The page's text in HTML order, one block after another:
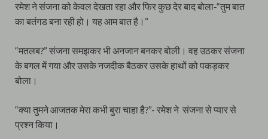
रमेश ने संजना को केवल देखता रहा और फिर कुछ देर बाद बोला-“तुम बात
का बतंगड बना रही हो। यह आम बात है।”
“मतलब?” संजना समझकर भी अनजान बनकर बोली। वह उठकर संजना
के बगल में गया और उसके नजदीक बैठकर उसके हाथों को पकड़कर
बोला।
“क्या तुमने आजतक मेरा कभी बुरा चाहा है?”- रमेश ने संजना से प्यार से
प्रश्न किया।